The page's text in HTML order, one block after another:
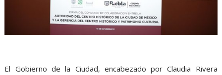
El Gobierno de la Ciudad, encabezado por Claudia Rivera